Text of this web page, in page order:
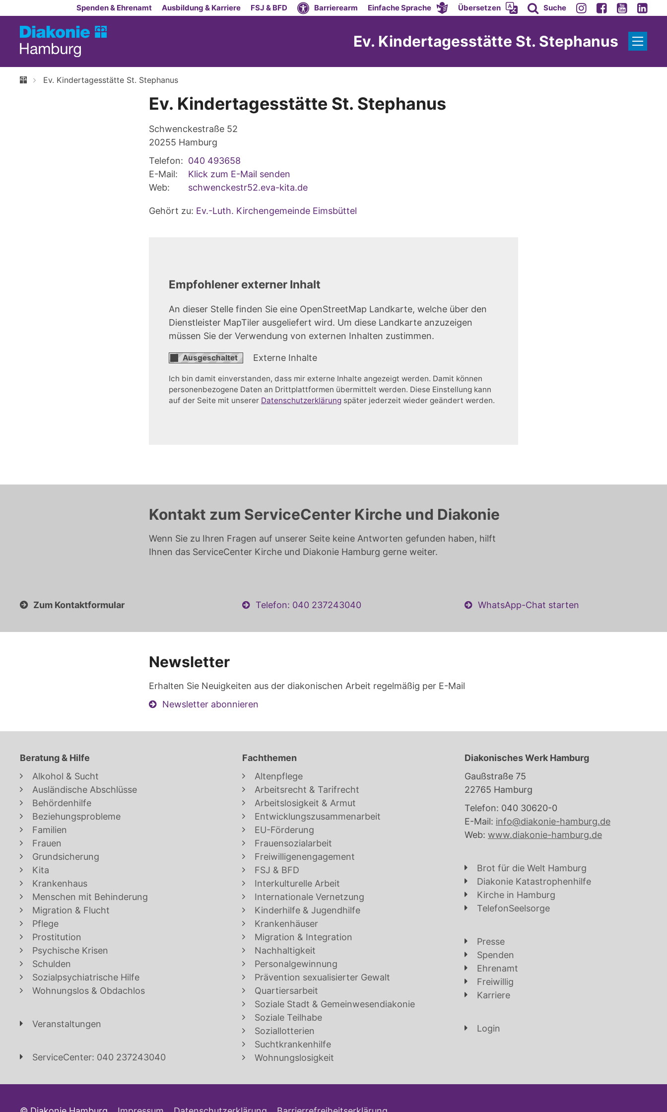
Zum Inhalt springenSpenden & Ehrenamt Ausbildung & Karriere FSJ & BFD Barrierearm Einfache Sprache Übersetzen Suche
Ev. Kindertagesstätte St. Stephanus
Ev. Kindertagesstätte St. Stephanus
Ev. Kindertagesstätte St. Stephanus
Schwenckestraße 52
20255 Hamburg
Telefon: 040 493658
E-Mail:
Klick zum E-Mail senden
Web:
schwenckestr52.eva-kita.de
Gehört zu: Ev.-Luth. Kirchengemeinde Eimsbüttel
Empfohlener externer Inhalt
An dieser Stelle finden Sie eine OpenStreetMap Landkarte, welche über den
Dienstleister MapTiler ausgeliefert wird. Um diese Landkarte anzuzeigen
müssen Sie der Verwendung von externen Inhalten zustimmen.
Externe Inhalte
Ich bin damit einverstanden, dass mir externe Inhalte angezeigt werden. Damit können
personenbezogene Daten an Drittplattformen übermittelt werden. Diese Einstellung kann
auf der Seite mit unserer Datenschutzerklärung später jederzeit wieder geändert werden.
Kontakt zum ServiceCenter Kirche und Diakonie
Wenn Sie zu Ihren Fragen auf unserer Seite keine Antworten gefunden haben, hilft
Ihnen das ServiceCenter Kirche und Diakonie Hamburg gerne weiter.
Zum Kontaktformular Telefon: 040 237243040 WhatsApp-Chat starten
Newsletter
Erhalten Sie Neuigkeiten aus der diakonischen Arbeit regelmäßig per E-Mail
Newsletter abonnieren
Beratung & Hilfe
Alkohol & Sucht
Ausländische Abschlüsse
Behördenhilfe
Beziehungsprobleme
Familien
Frauen
Grundsicherung
Kita
Krankenhaus
Menschen mit Behinderung
Migration & Flucht
Pflege
Prostitution
Psychische Krisen
Schulden
Sozialpsychiatrische Hilfe
Wohnungslos & Obdachlos
Veranstaltungen
ServiceCenter: 040 237243040
Fachthemen
Altenpflege
Arbeitsrecht & Tarifrecht
Arbeitslosigkeit & Armut
Entwicklungszusammenarbeit
EU-Förderung
Frauensozialarbeit
Freiwilligenengagement
FSJ & BFD
Interkulturelle Arbeit
Internationale Vernetzung
Kinderhilfe & Jugendhilfe
Krankenhäuser
Migration & Integration
Nachhaltigkeit
Personalgewinnung
Prävention sexualisierter Gewalt
Quartiersarbeit
Soziale Stadt & Gemeinwesendiakonie
Soziale Teilhabe
Soziallotterien
Suchtkrankenhilfe
Wohnungslosigkeit
Diakonisches Werk Hamburg
Gaußstraße 75
22765 Hamburg
Telefon: 040 30620-0
E-Mail: info@diakonie-hamburg.de
Web: www.diakonie-hamburg.de
Brot für die Welt Hamburg
Diakonie Katastrophenhilfe
Kirche in Hamburg
TelefonSeelsorge
Presse
Spenden
Ehrenamt
Freiwillig
Karriere
Login